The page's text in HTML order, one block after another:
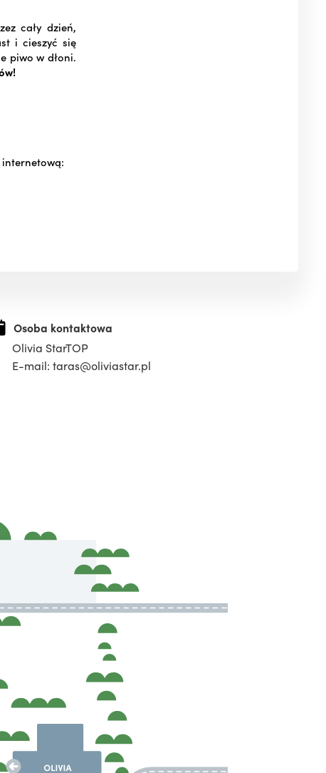
cały dzień,
i cieszyć się
piwo w dłoni.
Osoba kontaktowa
Olivia StarTOP
E-mail: taras@oliviastar.pl